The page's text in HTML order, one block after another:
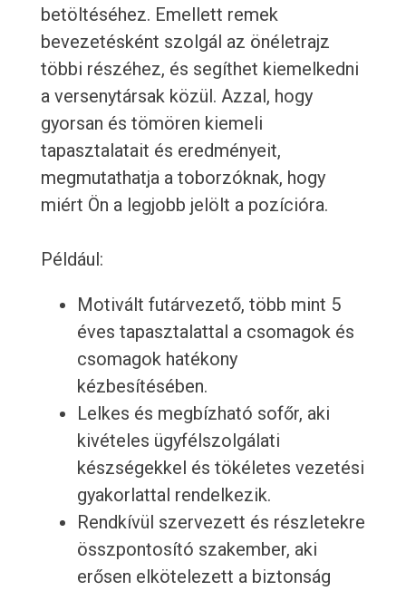
betöltéséhez. Emellett remek
bevezetésként szolgál az önéletrajz
többi részéhez, és segíthet kiemelkedni
a versenytársak közül. Azzal, hogy
gyorsan és tömören kiemeli
tapasztalatait és eredményeit,
megmutathatja a toborzóknak, hogy
miért Ön a legjobb jelölt a pozícióra.
Például:
Motivált futárvezető, több mint 5
éves tapasztalattal a csomagok és
csomagok hatékony
kézbesítésében.
Lelkes és megbízható sofőr, aki
kivételes ügyfélszolgálati
készségekkel és tökéletes vezetési
gyakorlattal rendelkezik.
Rendkívül szervezett és részletekre
összpontosító szakember, aki
erősen elkötelezett a biztonság